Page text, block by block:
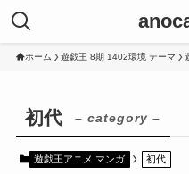
ホーム 遊戯王 8期 1402環境 テーマ
初代 – category –
遊戯王アニメ マンガ 初代